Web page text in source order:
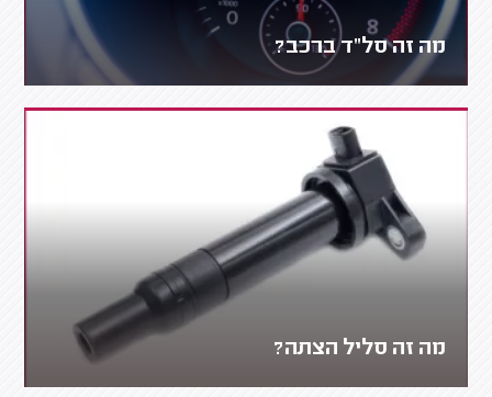
מה זה סל"ד ברכב?
מה זה סליל הצתה?